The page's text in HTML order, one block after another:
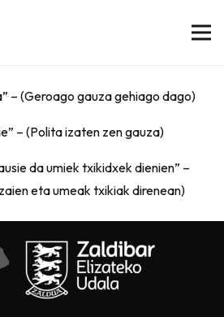
– (Geroago gauza gehiago dago)
– (Polita izaten zen gauza)
da umiek txikidxek dienien” –
eta umeak txikiak direnean)